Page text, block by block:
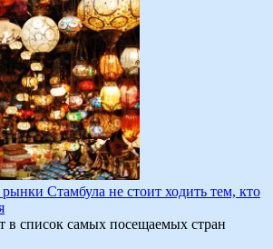
Стамбула не стоит ходить тем, кто
в список самых посещаемых стран